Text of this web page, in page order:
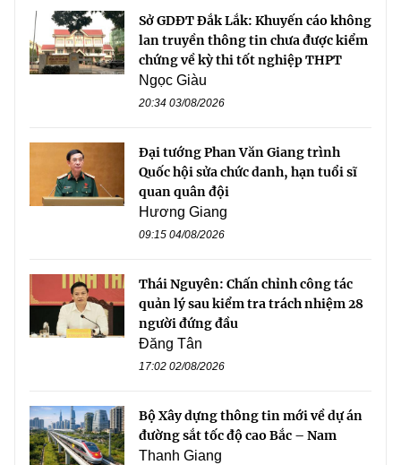
Sở GDĐT Đắk Lắk: Khuyến cáo không
lan truyền thông tin chưa được kiểm
chứng về kỳ thi tốt nghiệp THPT
Ngọc Giàu
20:34 03/08/2026
Đại tướng Phan Văn Giang trình
Quốc hội sửa chức danh, hạn tuổi sĩ
quan quân đội
Hương Giang
09:15 04/08/2026
Thái Nguyên: Chấn chỉnh công tác
quản lý sau kiểm tra trách nhiệm 28
người đứng đầu
Đăng Tân
17:02 02/08/2026
Bộ Xây dựng thông tin mới về dự án
đường sắt tốc độ cao Bắc – Nam
Thanh Giang